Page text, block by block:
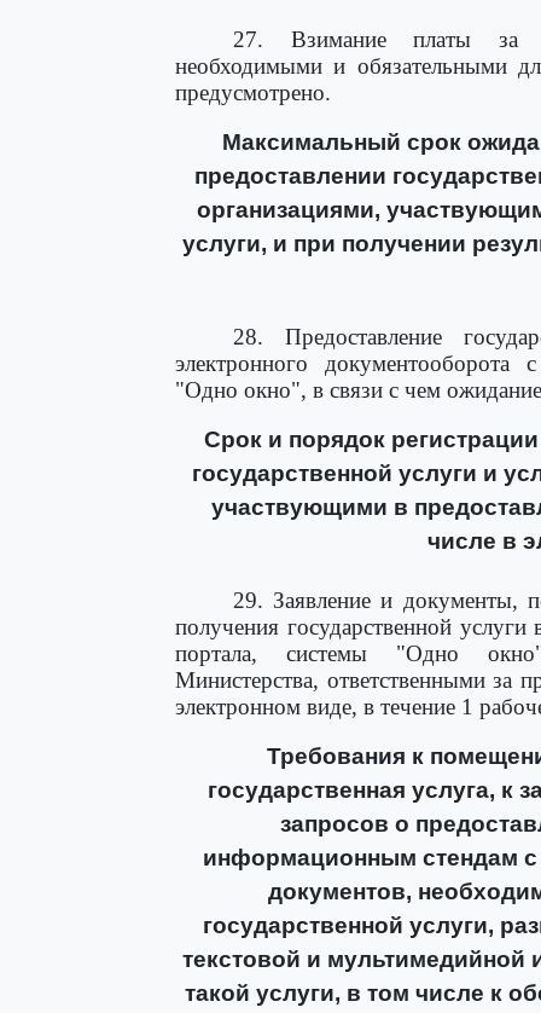
27. Взимание платы за
необходимыми и обязательными
предусмотрено.
Максимальный срок
предоставлении
организациями,
услуги, и при получении
28. Предоставление
электронного документооборота
"Одно окно", в связи с чем ожидание
Срок и порядок
государственной услуги и
участвующими в
числе в
29. Заявление и документы,
получения государственной
портала, системы "Одно
Министерства, ответственными за
электронном виде, в течение 1
Требования к
государственная услуга, к
запросов о
информационным стендам с
документов,
государственной услуги,
текстовой и
такой услуги, в том числе к